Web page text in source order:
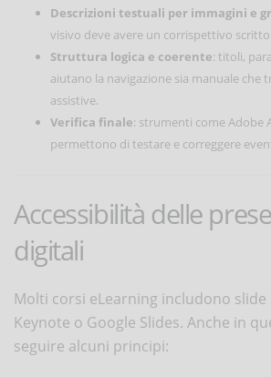
Descrizioni testuali per immagini e
visivo deve avere un corrispettivo scritto.
Struttura logica e coerente: titoli,
aiutano la navigazione sia manuale che
assistive.
Verifica finale: strumenti come Adobe
permettono di testare e correggere
Accessibilità delle
digitali
Molti corsi eLearning includono slide
Keynote o Google Slides. Anche in
seguire alcuni principi: